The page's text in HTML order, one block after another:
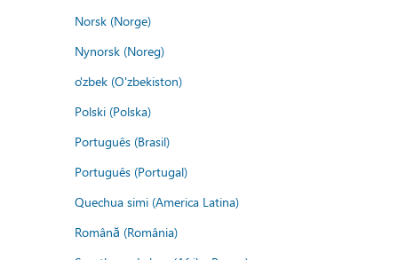
Norsk (Norge)
Nynorsk (Noreg)
o'zbek (O'zbekiston)
Polski (Polska)
Português (Brasil)
Português (Portugal)
Quechua simi (America Latina)
Română (România)